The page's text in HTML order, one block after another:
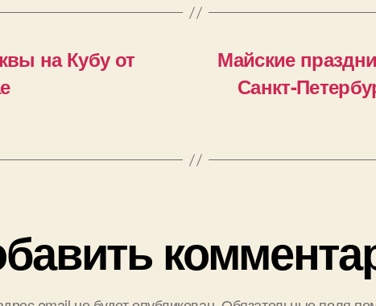
на Кубу от
Майские
Санкт-